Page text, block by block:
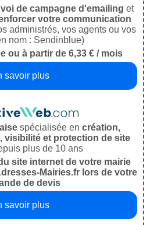
de campagne d'emailing et
votre communication
administrés, vos agents ou vos
nom : Sendinblue)
ou à partir de 6,33 € / mois
savoir plus
spécialisée en création,
visibilité et protection de site
plus de 10 ans
site internet de votre mairie
Mairies.fr lors de votre
de devis
savoir plus